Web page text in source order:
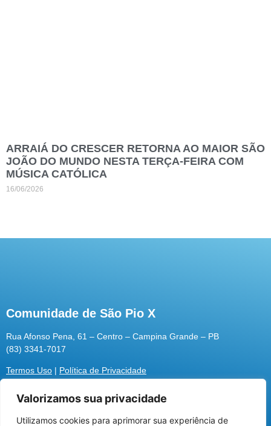
Utilizamos cookies para oferecer melhor
Valorizamos sua privacidade
Utilizamos cookies para aprimorar sua experiência de
ARRAIÁ DO CRESCER RETORNA AO MAIOR SÃO
JOÃO DO MUNDO NESTA TERÇA-FEIRA COM
MÚSICA CATÓLICA
16/06/2026
Comunidade de São Pio X
Rua Afonso Pena, 61 – Centro – Campina Grande – PB
(83) 3341-7017
Termos Uso | Política de Privacidade